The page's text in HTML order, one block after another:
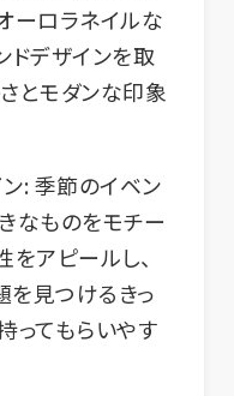
ーロラネイルな
ドデザインを取
とモダンな印象
:季節のイベン
なものをモチー
をアピールし、
見つけるきっ
ってもらいやす